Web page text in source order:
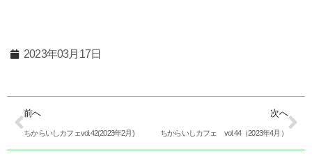
2023年03月17日
前へ
ちからいしカフェvol.42(2023年2月)
次へ
ちからいしカフェ vol.44（2023年4月）